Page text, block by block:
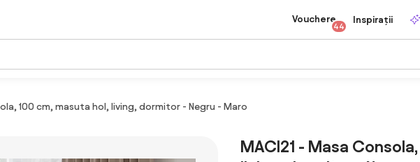
Vouchere
44
Inspirații
100 cm, masuta hol, living, dormitor - Negru - Maro
MACI21 - Masa